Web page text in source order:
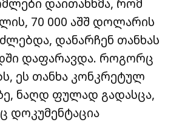
დაითანხმა, რომ
70 000 აშშ დოლარის
დანარჩენ თანხას
დაფარავდა. როგორც
ეს თანხა კონკრეტულ
ნაღდ ფულად გადასცა,
დოკუმენტაცია